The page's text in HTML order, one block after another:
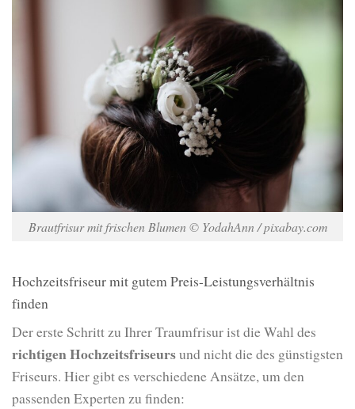
Brautfrisur mit frischen Blumen © YodahAnn / pixabay.com
Hochzeitsfriseur mit gutem Preis-Leistungsverhältnis
finden
Der erste Schritt zu Ihrer Traumfrisur ist die Wahl des
richtigen Hochzeitsfriseursund nicht die des günstigsten
Friseurs. Hier gibt es verschiedene Ansätze, um den
passenden Experten zu finden: